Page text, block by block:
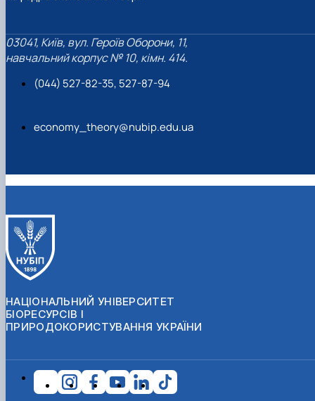
03041, Київ, вул. Героїв Оборони, 11,
навчальний корпус № 10, кімн. 414.
(044) 527-82-35, 527-87-94
economy_theory@nubip.edu.ua
НАЦІОНАЛЬНИЙ УНІВЕРСИТЕТ
БІОРЕСУРСІВ І
ПРИРОДОКОРИСТУВАННЯ УКРАЇНИ